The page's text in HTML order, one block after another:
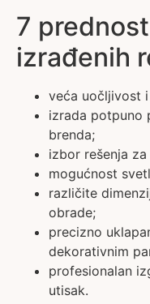
7
izrađenih
veća uočljivost
izrada potpuno
brenda;
izbor rešenja
mogućnost
različite
obrade;
precizno
dekorativnim
profesionalan
utisak.